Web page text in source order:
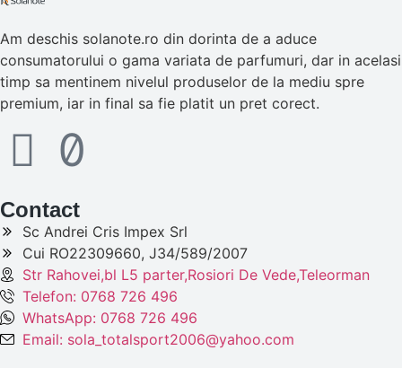
Am deschis solanote.ro din dorinta de a aduce
consumatorului o gama variata de parfumuri, dar in acelasi
timp sa mentinem nivelul produselor de la mediu spre
premium, iar in final sa fie platit un pret corect.
Contact
Sc Andrei Cris Impex Srl
Cui RO22309660, J34/589/2007
Str Rahovei,bl L5 parter,Rosiori De Vede,Teleorman
Telefon: 0768 726 496
WhatsApp: 0768 726 496
Email: sola_totalsport2006@yahoo.com